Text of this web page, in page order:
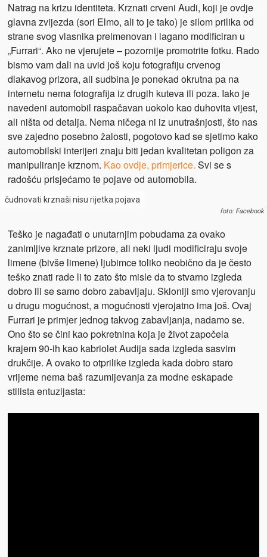
Natrag na krizu identiteta. Krznati crveni Audi, koji je ovdje
glavna zvijezda (sori Elmo, ali to je tako) je silom prilika od
strane svog vlasnika preimenovan i lagano modificiran u
„Furrari“. Ako ne vjerujete – pozornije promotrite fotku. Rado
bismo vam dali na uvid još koju fotografiju crvenog
dlakavog prizora, ali sudbina je ponekad okrutna pa na
internetu nema fotografija iz drugih kuteva ili poza. Iako je
navedeni automobil raspačavan uokolo kao duhovita vijest,
ali ništa od detalja. Nema ničega ni iz unutrašnjosti, što nas
sve zajedno posebno žalosti, pogotovo kad se sjetimo kako
automobilski interijeri znaju biti jedan kvalitetan poligon za
manipuliranje krznom. Kao ovdje, primjerice. Svi se s
radošću prisjećamo te pojave od automobila.
čudnovati krznaši nisu rijetka pojava
foto: Facebook
Teško je nagađati o unutarnjim pobudama za ovako
zanimljive krznate prizore, ali neki ljudi modificiraju svoje
limene (bivše limene) ljubimce toliko neobično da je često
teško znati rade li to zato što misle da to stvarno izgleda
dobro ili se samo dobro zabavljaju. Skloniji smo vjerovanju
u drugu mogućnost, a mogućnosti vjerojatno ima još. Ovaj
Furrari je primjer jednog takvog zabavljanja, nadamo se.
Ono što se čini kao pokretnina koja je život započela
krajem 90-ih kao kabriolet Audija sada izgleda sasvim
drukčije. A ovako to otprilike izgleda kada dobro staro
vrijeme nema baš razumijevanja za modne eskapade
stilista entuzijasta: